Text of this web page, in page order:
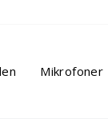
Mikrofoner